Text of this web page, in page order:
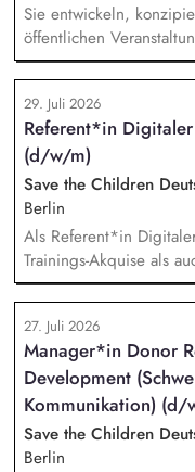
Sie entwickeln,
öffentlichen
Roundtables, Deep
Chats bis hin zu
Summer Party, der
Themen und gewinnen
Medien und
29. Juli 2026
Referent*in
(d/w/m)
Save the Children
Berlin
Als Referent*in
Trainings-Akquise als
Durchführung von ca.
verantwortlich.
Institutionen und
Umgang mit
Sportvereine und -
Kinder-/
und Durchführung
digitalen Formaten
27. Juli 2026
Manager*in Donor
Development
Kommunikation) (d/
Save the Children
Berlin